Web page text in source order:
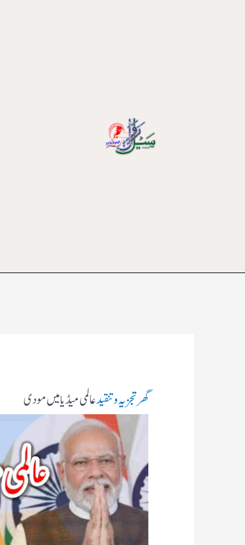
گھرتجزیہ و تنقیدعالمی میڈیا میں مودی